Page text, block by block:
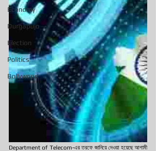
Economy
Durgapujo
Election
Politics
Bollywood
Department of Telecom-এর তরফে জানিয়ে দেওয়া হয়েছে আগামী